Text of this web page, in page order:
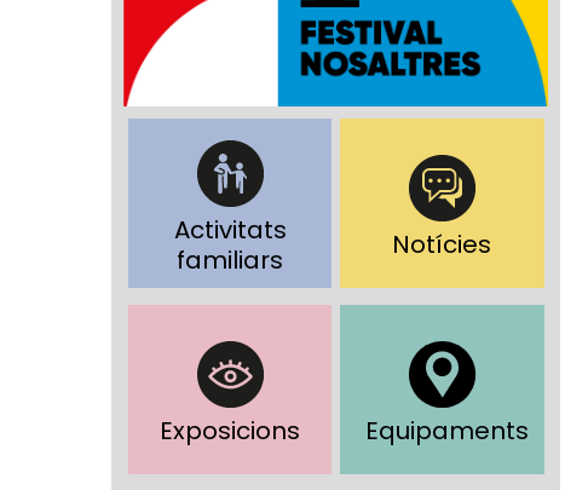
Activitats
familiars
Notícies
Exposicions Equipaments